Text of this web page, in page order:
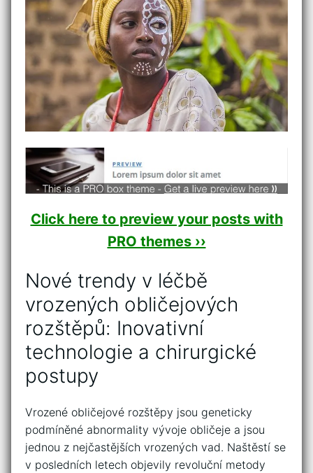
Click here to preview your posts with
PRO themes ››
Nové trendy‌ v léčbě
vrozených obličejových​
rozštěpů: Inovativní
technologie a chirurgické
postupy
Vrozené obličejové⁣ rozštěpy jsou ⁣geneticky
podmíněné abnormality vývoje obličeje a‌ jsou
jednou ‍z nejčastějších vrozených vad.‍ Naštěstí ⁤se
v ⁤posledních letech ⁣objevily revoluční metody